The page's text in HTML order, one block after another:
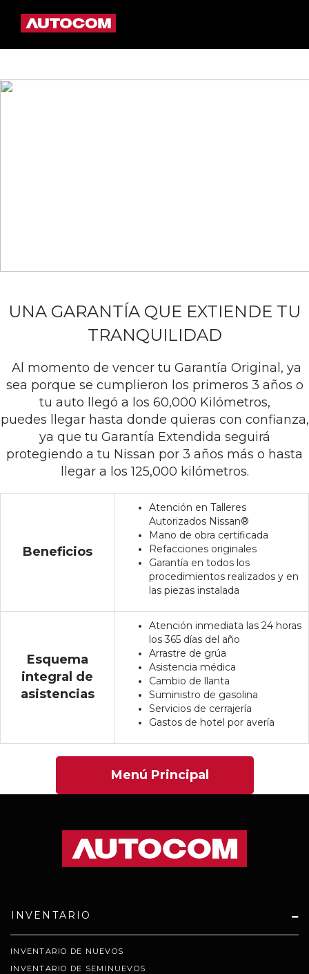
UNA GARANTÍA QUE EXTIENDE TU
TRANQUILIDAD
Al momento de vencer tu Garantía Original, ya
sea porque se cumplieron los primeros 3 años o
tu auto llegó a los 60,000 Kilómetros,
puedes llegar hasta donde quieras con confianza,
ya que tu Garantía Extendida seguirá
protegiendo a tu Nissan por 3 años más o hasta
llegar a los 125,000 kilómetros.
Beneficios
Atención en Talleres
Autorizados Nissan®
Mano de obra certificada
Refacciones originales
Garantía en todos los
procedimientos realizados y en
las piezas instalada
Esquema
integral de
asistencias
Atención inmediata las 24 horas
los 365 días del año
Arrastre de grúa
Asistencia médica
Cambio de llanta
Suministro de gasolina
Servicios de cerrajería
Gastos de hotel por avería
Menú Principal
INVENTARIO
INVENTARIO DE NUEVOS
INVENTARIO DE SEMINUEVOS